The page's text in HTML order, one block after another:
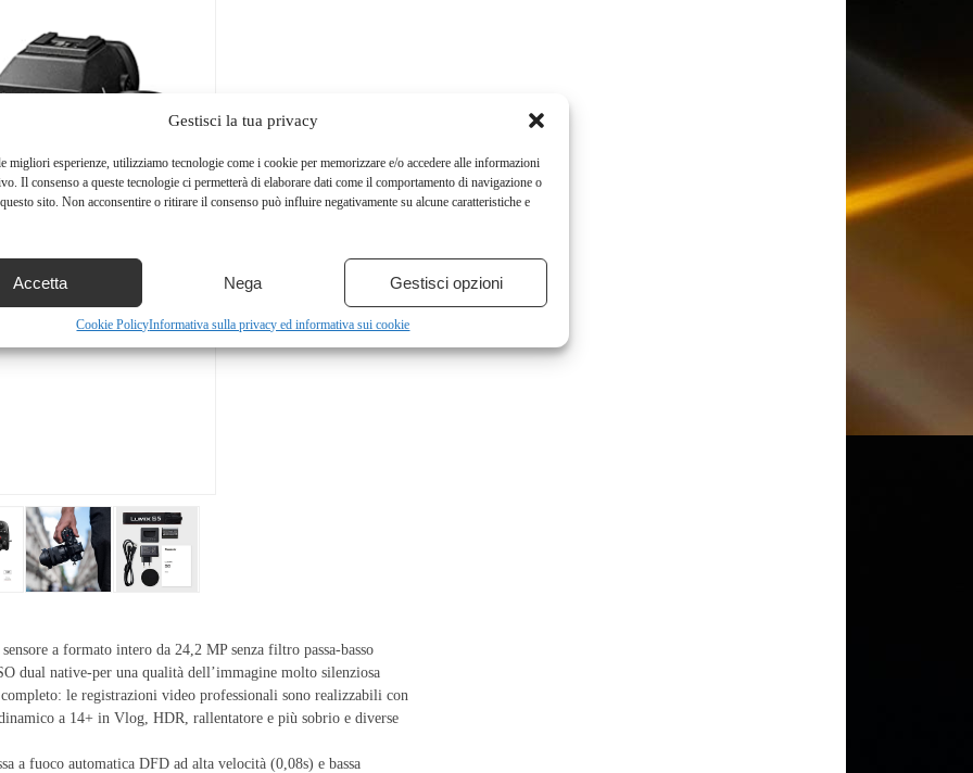
Gestisci la tua privacy
migliori esperienze, utilizziamo tecnologie come i cookie per memorizzare e/o accedere alle informazioni
Il consenso a queste tecnologie ci permetterà di elaborare dati come il comportamento di navigazione o
sito. Non acconsentire o ritirare il consenso può influire negativamente su alcune caratteristiche e
Accetta Nega Gestisci opzioni
Cookie PolicyInformativa sulla privacy ed informativa sui cookie
a formato intero da 24,2 MP senza filtro passa-basso
dual native-per una qualità dell’immagine molto silenziosa
le registrazioni video professionali sono realizzabili con
a 14+ in Vlog, HDR, rallentatore e più sobrio e diverse
a fuoco automatica DFD ad alta velocità (0,08s) e bassa